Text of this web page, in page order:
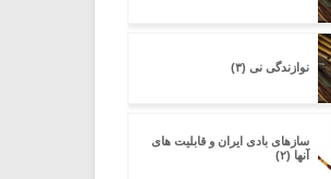
نوازندگی نی (۳)
سازهای بادی ایران و قابلیت های
آنها (۲)